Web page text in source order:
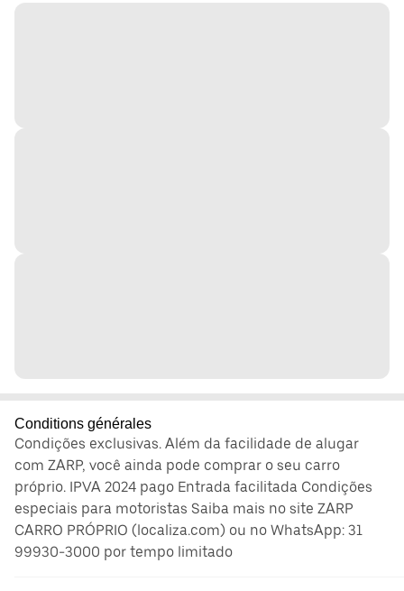
Conditions générales
Condições exclusivas. Além da facilidade de alugar
com ZARP, você ainda pode comprar o seu carro
próprio. IPVA 2024 pago Entrada facilitada Condições
especiais para motoristas Saiba mais no site ZARP
CARRO PRÓPRIO (localiza.com) ou no WhatsApp: 31
99930-3000 por tempo limitado